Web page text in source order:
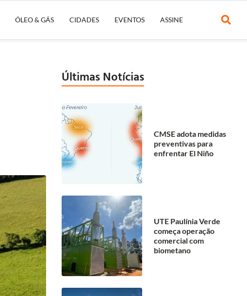
ÓLEO & GÁS CIDADES EVENTOS ASSINE
Últimas Notícias
CMSE adota medidas
preventivas para
enfrentar El Niño
UTE Paulínia Verde
começa operação
comercial com
biometano